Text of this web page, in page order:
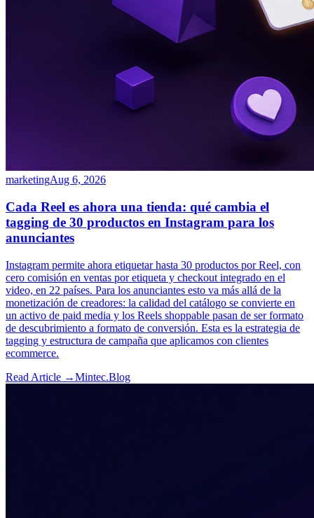
marketingAug 6, 2026
Cada Reel es ahora una tienda: qué cambia el
tagging de 30 productos en Instagram para los
anunciantes
Instagram permite ahora etiquetar hasta 30 productos por Reel, con
cero comisión en ventas por etiqueta y checkout integrado en el
video, en 22 países. Para los anunciantes esto va más allá de la
monetización de creadores: la calidad del catálogo se convierte en
un activo de paid media y los Reels shoppable pasan de ser formato
de descubrimiento a formato de conversión. Esta es la estrategia de
tagging y estructura de campaña que aplicamos con clientes
ecommerce.
Read Article →Mintec.Blog